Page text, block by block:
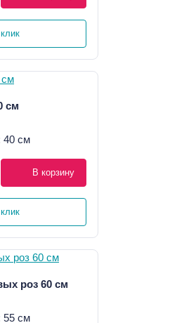
см
40 см
В корзину
роз 60 см
55 см